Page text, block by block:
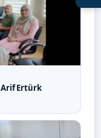
Öğretim
Yılı Bahar…
Ertürk